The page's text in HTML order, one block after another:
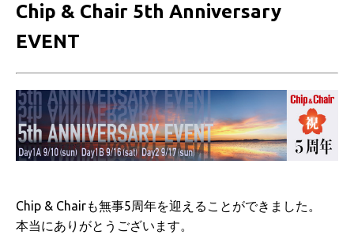
Chip & Chair 5th Anniversary
EVENT
Chip & Chairも無事5周年を迎えることができました。
本当にありがとうございます。